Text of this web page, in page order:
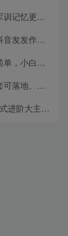
更有质感
450+，我是如何…
能日入500+
速成长与持续盈利
播实操培训